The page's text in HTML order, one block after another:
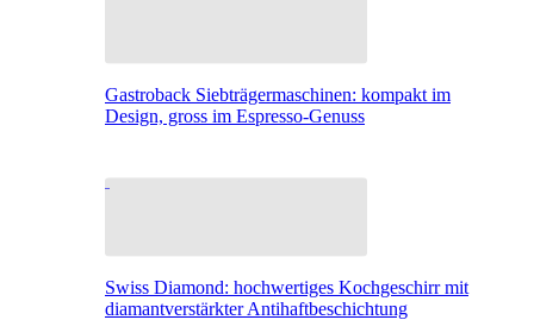
Gastroback Siebträgermaschinen: kompakt im
Design, gross im Espresso-Genuss
Swiss Diamond: hochwertiges Kochgeschirr mit
diamantverstärkter Antihaftbeschichtung